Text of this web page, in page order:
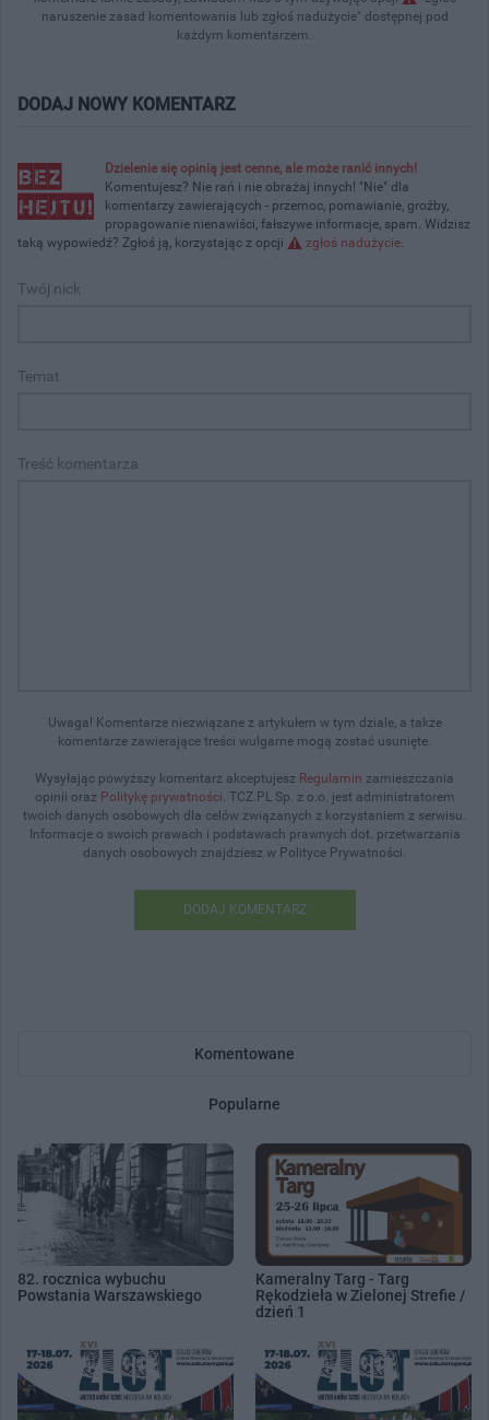
naruszenie zasad komentowania lub zgłoś nadużycie" dostępnej pod
każdym komentarzem.
DODAJ NOWY KOMENTARZ
Dzielenie się opinią jest cenne, ale może ranić innych!
Komentujesz? Nie rań i nie obrażaj innych! "Nie" dla
komentarzy zawierających - przemoc, pomawianie, groźby,
propagowanie nienawiści, fałszywe informacje, spam. Widzisz
taką wypowiedź? Zgłoś ją, korzystając z opcji
zgłoś nadużycie.
Twój nick
Temat
Treść komentarza
Uwaga! Komentarze niezwiązane z artykułem w tym dziale, a także
komentarze zawierające treści wulgarne mogą zostać usunięte.
Wysyłając powyższy komentarz akceptujesz Regulamin zamieszczania
opinii oraz Politykę prywatności. TCZ.PL Sp. z o.o. jest administratorem
twoich danych osobowych dla celów związanych z korzystaniem z serwisu.
Informacje o swoich prawach i podstawach prawnych dot. przetwarzania
danych osobowych znajdziesz w Polityce Prywatności.
DODAJ KOMENTARZ
Komentowane
Popularne
82. rocznica wybuchu
Powstania Warszawskiego
Kameralny Targ - Targ
Rękodzieła w Zielonej Strefie /
dzień 1